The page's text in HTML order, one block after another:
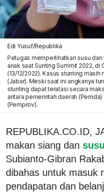
Edi Yusuf/Republika
Petugas memperlihatkan susu
anak saat Sunting Summit 2022, di
(13/12/2022). Kasus stunting
(Jabar). Meski saat ini angkanya
stunting dapat teratasi secara
antara pemerintah daerah
(Pemprov).
REPUBLIKA.CO.ID,
makan siang dan
Subianto-Gibran
dibahas untuk masuk
pendapatan dan